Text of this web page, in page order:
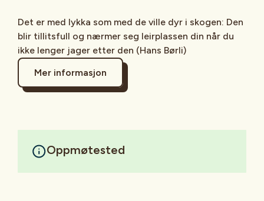
Det er med lykka som med de ville dyr i skogen: Den
blir tillitsfull og nærmer seg leirplassen din når du
ikke lenger jager etter den (Hans Børli)
Mer informasjon
Oppmøtested